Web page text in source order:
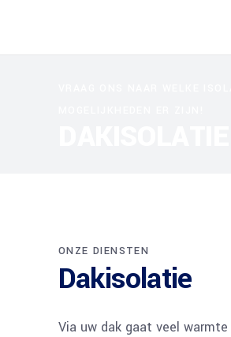
ONZE DIENSTEN
Dakisolatie
Via uw dak gaat veel warmte